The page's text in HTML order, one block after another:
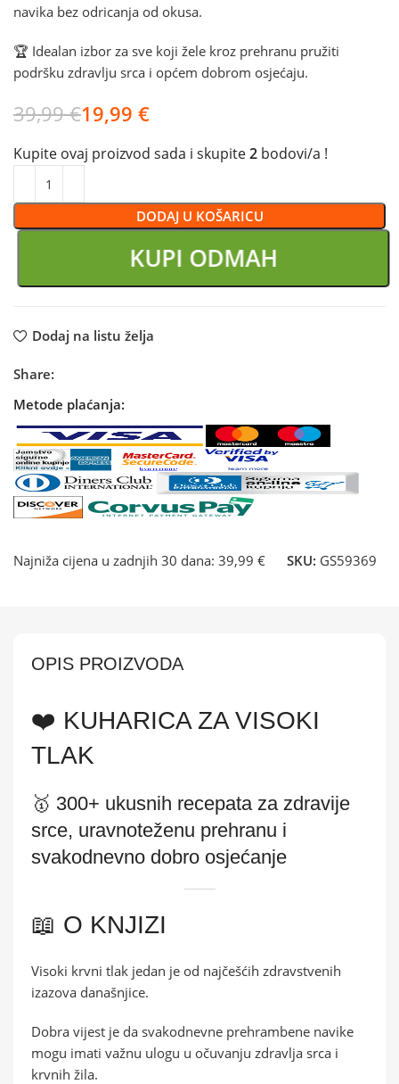
navika bez odricanja od okusa.
🏆 Idealan izbor za sve koji žele kroz prehranu pružiti
podršku zdravlju srca i općem dobrom osjećaju.
39,99€19,99 €
Kupite ovaj proizvod sada i skupite2 bodovi/a !
DODAJ U KOŠARICU
KUPI ODMAH
Dodaj na listu želja
Share:
Metode plaćanja:
Najniža cijena u zadnjih 30 dana: 39,99 € SKU: GS59369
OPIS PROIZVODA
❤️ KUHARICA ZA VISOKI
TLAK
🥇 300+ ukusnih recepata za zdravije
srce, uravnoteženu prehranu i
svakodnevno dobro osjećanje
📖 O KNJIZI
Visoki krvni tlak jedan je od najčešćih zdravstvenih
izazova današnjice.
Dobra vijest je da svakodnevne prehrambene navike
mogu imati važnu ulogu u očuvanju zdravlja srca i
krvnih žila.